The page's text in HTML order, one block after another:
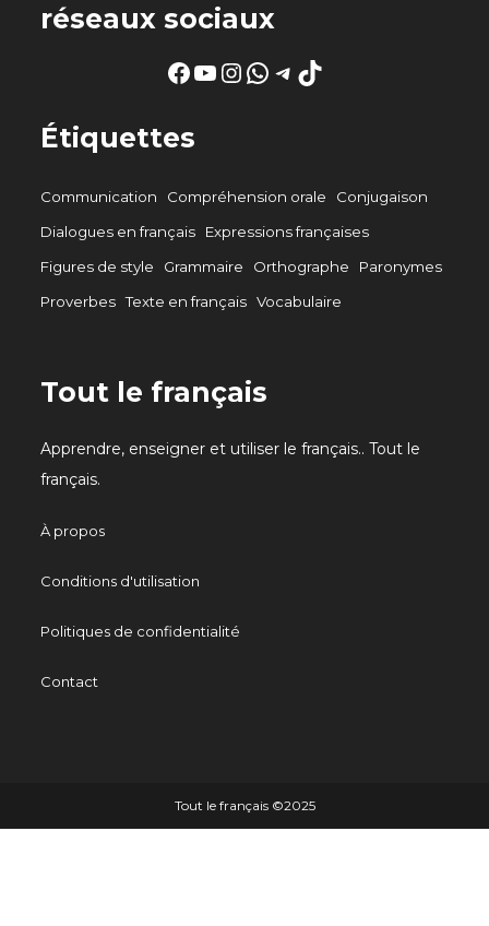
réseaux sociaux
Facebook
YouTube
Instagram
WhatsApp
Telegram
TikTok
Étiquettes
Communication Compréhension orale
Conjugaison
Dialogues en français
Expressions françaises
Figures de style
Grammaire Orthographe
Paronymes
Proverbes Texte en français Vocabulaire
Tout le français
Apprendre, enseigner et utiliser le français.. Tout le
français.
À propos
Conditions d'utilisation
Politiques de confidentialité
Contact
Tout le français ©️2025